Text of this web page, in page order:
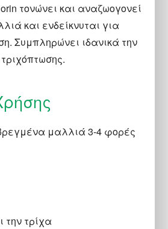
τονώνει και αναζωογονεί
και ενδείκνυται για
Συμπληρώνει ιδανικά την
μαλλιά 3-4 φορές
την τρίχα